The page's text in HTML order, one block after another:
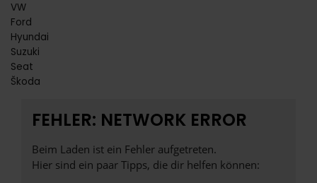
VW
Ford
Hyundai
Suzuki
Seat
Škoda
FEHLER: NETWORK ERROR
Beim Laden ist ein Fehler aufgetreten.
Hier sind ein paar Tipps, die dir helfen können: